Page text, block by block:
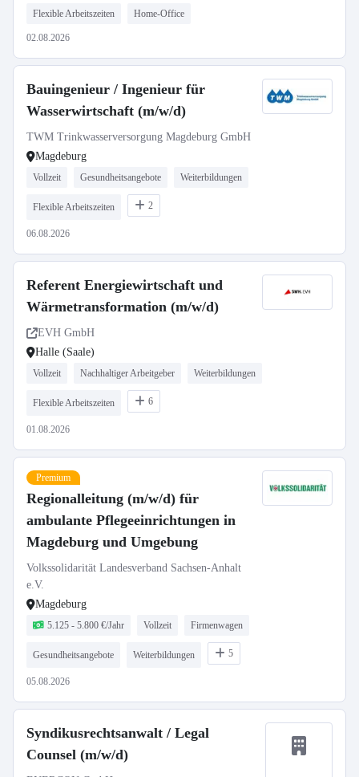
Flexible Arbeitszeiten Home-Office
02.08.2026
Bauingenieur / Ingenieur für
Wasserwirtschaft (m/w/d)
TWM Trinkwasserversorgung Magdeburg GmbH
Magdeburg
Vollzeit Gesundheitsangebote Weiterbildungen
Flexible Arbeitszeiten 2
06.08.2026
Referent Energiewirtschaft und
Wärmetransformation (m/w/d)
EVH GmbH
Halle (Saale)
Vollzeit Nachhaltiger Arbeitgeber Weiterbildungen
Flexible Arbeitszeiten 6
01.08.2026
Premium
Regionalleitung (m/w/d) für
ambulante Pflegeeinrichtungen in
Magdeburg und Umgebung
Volkssolidarität Landesverband Sachsen-Anhalt
e.V.
Magdeburg
5.125 - 5.800 €/Jahr Vollzeit Firmenwagen
Gesundheitsangebote Weiterbildungen 5
05.08.2026
Syndikusrechtsanwalt / Legal
Counsel (m/w/d)